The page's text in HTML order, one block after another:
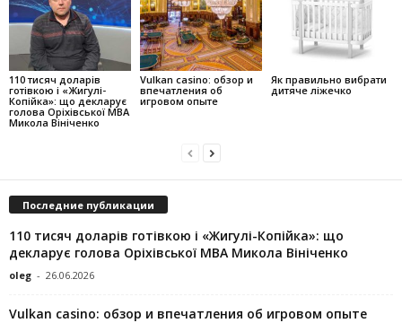
110 тисяч доларів
готівкою і «Жигулі-
Копійка»: що декларує
голова Оріхівської МВА
Микола Вініченко
Vulkan casino: обзор и
впечатления об
игровом опыте
Як правильно вибрати
дитяче ліжечко
Последние публикации
110 тисяч доларів готівкою і «Жигулі-Копійка»: що
декларує голова Оріхівської МВА Микола Вініченко
oleg - 26.06.2026
Vulkan casino: обзор и впечатления об игровом опыте